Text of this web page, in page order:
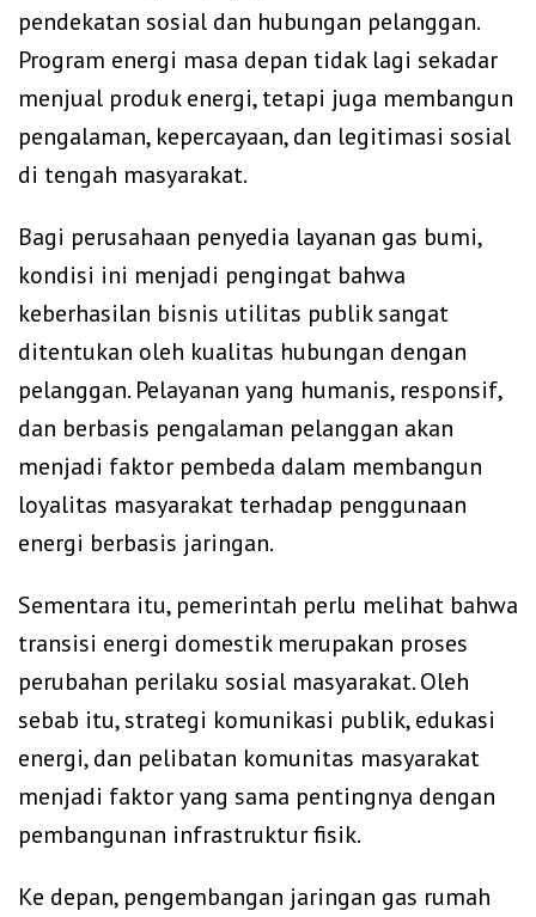
pendekatan sosial dan hubungan pelanggan.
Program energi masa depan tidak lagi sekadar
menjual produk energi, tetapi juga membangun
pengalaman, kepercayaan, dan legitimasi sosial
di tengah masyarakat.
Bagi perusahaan penyedia layanan gas bumi,
kondisi ini menjadi pengingat bahwa
keberhasilan bisnis utilitas publik sangat
ditentukan oleh kualitas hubungan dengan
pelanggan. Pelayanan yang humanis, responsif,
dan berbasis pengalaman pelanggan akan
menjadi faktor pembeda dalam membangun
loyalitas masyarakat terhadap penggunaan
energi berbasis jaringan.
Sementara itu, pemerintah perlu melihat bahwa
transisi energi domestik merupakan proses
perubahan perilaku sosial masyarakat. Oleh
sebab itu, strategi komunikasi publik, edukasi
energi, dan pelibatan komunitas masyarakat
menjadi faktor yang sama pentingnya dengan
pembangunan infrastruktur fisik.
Ke depan, pengembangan jaringan gas rumah